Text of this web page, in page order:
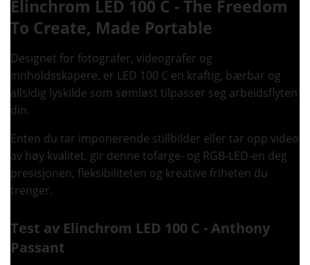
Elinchrom LED 100 C - The Freedom
To Create, Made Portable
Designet for fotografer, videografer og
innholdsskapere, er LED 100 C en kraftig, bærbar og
allsidig lyskilde som sømløst tilpasser seg arbeidsflyten
din.
Enten du tar imponerende stillbilder eller tar opp video
av høy kvalitet, gir denne tofarge- og RGB-LED-en deg
presisjonen, fleksibiliteten og kreative friheten du
trenger.
Test av Elinchrom LED 100 C - Anthony
Passant